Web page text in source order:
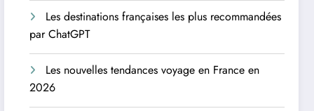
Les destinations françaises les plus recommandées
par ChatGPT
Les nouvelles tendances voyage en France en
2026